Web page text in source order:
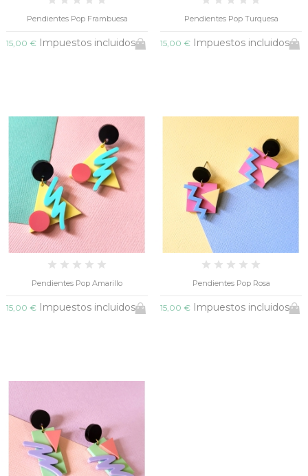
Pendientes Pop Frambuesa
15,00 € Impuestos incluidos
Pendientes Pop Turquesa
15,00 € Impuestos incluidos
Pendientes Pop Amarillo
15,00 € Impuestos incluidos
Pendientes Pop Rosa
15,00 € Impuestos incluidos